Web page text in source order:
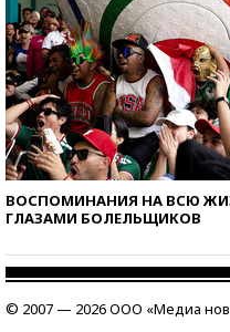
ВОСПОМИНАНИЯ НА ВСЮ
ГЛАЗАМИ БОЛЕЛЬЩИКОВ
© 2007 — 2026 ООО «Медиа